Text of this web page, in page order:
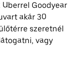
Goodyear
akár 30
szeretnél
vagy